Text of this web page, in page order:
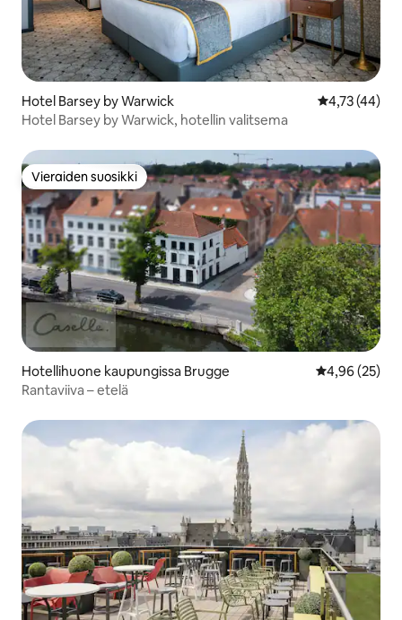
Hotel Barsey by Warwick
4,73 (44)
Hotel Barsey by Warwick, hotellin valitsema
Vieraiden suosikki
Vieraiden suosikki
Hotellihuone kaupungissa Brugge
4,96 (25)
Rantaviiva – etelä